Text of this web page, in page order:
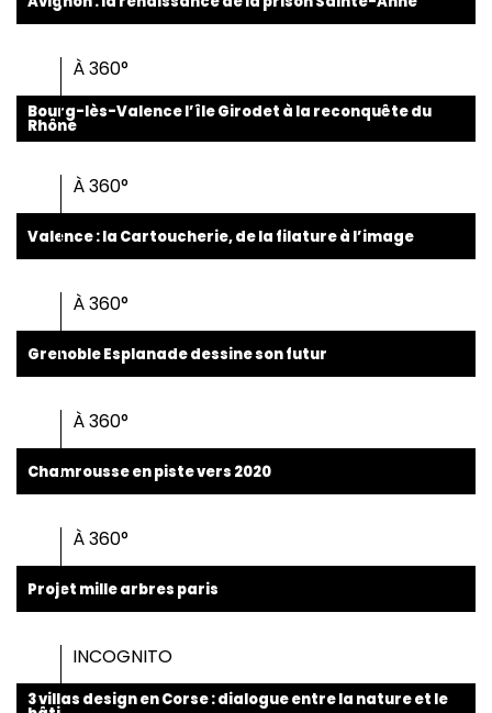
À 360°
Bourg-lès-Valence l’île Girodet à la reconquête du
Rhône
À 360°
Valence : la Cartoucherie, de la filature à l’image
À 360°
Grenoble Esplanade dessine son futur
À 360°
Chamrousse en piste vers 2020
À 360°
Projet mille arbres paris
INCOGNITO
3 villas design en Corse : dialogue entre la nature et le